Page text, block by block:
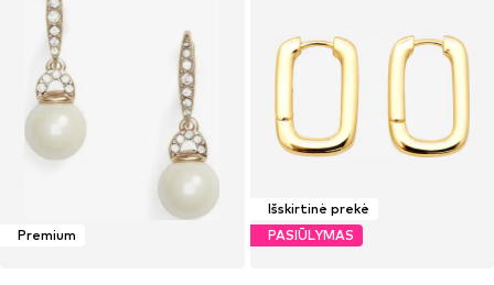
Premium
Išskirtinė prekė
PASIŪLYMAS